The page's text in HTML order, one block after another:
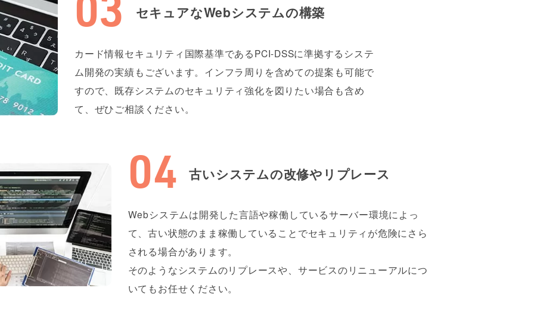
セキュアなWebシステムの構築
カード情報セキュリティ国際基準であるPCI-DSSに準拠するシステ
ム開発の実績もございます。インフラ周りを含めての提案も可能で
すので、既存システムのセキュリティ強化を図りたい場合も含め
て、ぜひご相談ください。
古いシステムの改修やリプレース
Webシステムは開発した言語や稼働しているサーバー環境によっ
て、古い状態のまま稼働していることでセキュリティが危険にさら
される場合があります。
そのようなシステムのリプレースや、サービスのリニューアルにつ
いてもお任せください。